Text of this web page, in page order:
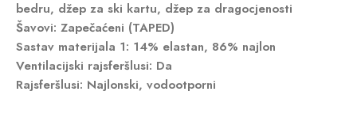
bedru, džep za ski kartu, džep za dragocjenosti
Šavovi: Zapečaćeni (TAPED)
Sastav materijala 1: 14% elastan, 86% najlon
Ventilacijski rajsferšlusi: Da
Rajsferšlusi: Najlonski, vodootporni